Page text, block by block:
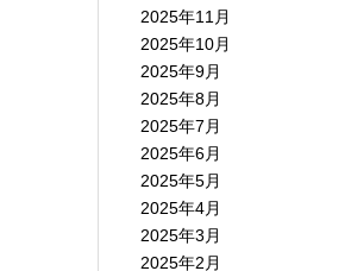
2025年11月
2025年10月
2025年9月
2025年8月
2025年7月
2025年6月
2025年5月
2025年4月
2025年3月
2025年2月